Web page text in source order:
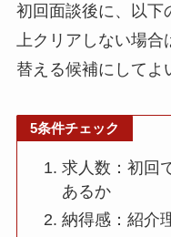
初回面談後に、以下
上クリアしない場
替える候補にしてよ
5条件チェック
求人数：初回
あるか
納得感：紹介